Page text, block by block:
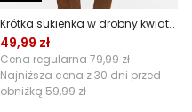
Krótka sukienka w drobny kwiatowy wzór
49,99 zł
Cena regularna 79,99 zł
Najniższa cena z 30 dni przed
obniżką 59,99 zł